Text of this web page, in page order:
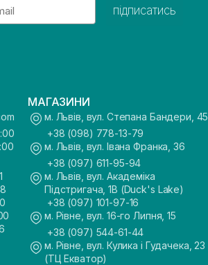
підписатись
МАГАЗИНИ
м. Львів, вул. Степана Бандери, 45
+38 (098) 778-13-79
м. Львів, вул. Івана Франка, 36
+38 (097) 611-95-94
м. Львів, вул. Академіка
Підстригача, 1В (Duck's Lake)
+38 (097) 101-97-16
м. Рівне, вул. 16-го Липня, 15
+38 (097) 544-61-44
м. Рівне, вул. Кулика і Гудачека, 23
(ТЦ Екватор)